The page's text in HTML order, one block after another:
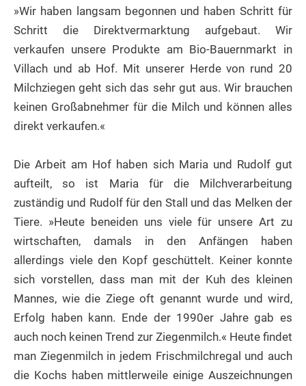
»Wir haben langsam begonnen und haben Schritt für
Schritt die Direktvermarktung aufgebaut. Wir
verkaufen unsere Produkte am Bio-Bauernmarkt in
Villach und ab Hof. Mit unserer Herde von rund 20
Milchziegen geht sich das sehr gut aus. Wir brauchen
keinen Großabnehmer für die Milch und können alles
direkt verkaufen.«
Die Arbeit am Hof haben sich Maria und Rudolf gut
aufteilt, so ist Maria für die Milchverarbeitung
zuständig und Rudolf für den Stall und das Melken der
Tiere. »Heute beneiden uns viele für unsere Art zu
wirtschaften, damals in den Anfängen haben
allerdings viele den Kopf geschüttelt. Keiner konnte
sich vorstellen, dass man mit der Kuh des kleinen
Mannes, wie die Ziege oft genannt wurde und wird,
Erfolg haben kann. Ende der 1990er Jahre gab es
auch noch keinen Trend zur Ziegenmilch.« Heute findet
man Ziegenmilch in jedem Frischmilchregal und auch
die Kochs haben mittlerweile einige Auszeichnungen